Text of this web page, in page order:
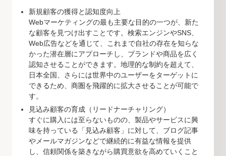
新規顧客の獲得と認知度向上
Webマーケティングの最も主要な目的の一つが、新た
な顧客を見つけ出すことです。検索エンジンやSNS、
Web広告などを通じて、これまで自社の存在を知らな
かった潜在層にアプローチし、ブランドや商品を広く
認知させることができます。地理的な制約を超えて、
日本全国、さらには世界中のユーザーをターゲットに
できるため、商圏を飛躍的に拡大させることが可能で
す。
見込み顧客の育成（リードナーチャリング）
すぐに購入には至らないものの、製品やサービスに興
味を持っている「見込み顧客」に対して、ブログ記事
やメールマガジンなどで継続的に有益な情報を提供
し、信頼関係を築きながら購買意欲を高めていくこと